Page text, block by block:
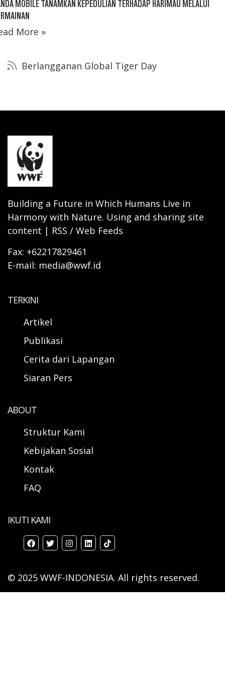
MOBILE TANAMKAN KEPEDULIAN TERHADAP HARIMAU MELALUI
More »
Berlangganan Global Tiger Day
Building a Future in Which Humans Live in
Harmony with Nature. Using and sharing site
content | RSS / Web Feeds
Fax: +62217829461
E-mail: media@wwf.id
TERKINI
Artikel
Publikasi
Cerita dari Lapangan
Siaran Pers
ABOUT
Struktur Kami
Kebijakan Sosial
Kontak
FAQ
IKUTI KAMI
© 2025 WWF-INDONESIA. All rights reserved.